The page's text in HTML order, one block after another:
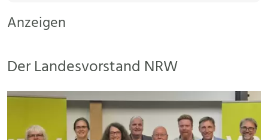
Anzeigen
Der Landesvorstand NRW